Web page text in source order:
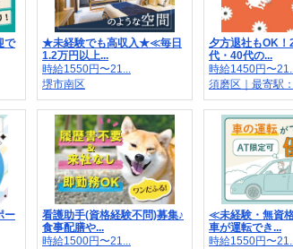
で
★未経験でも高収入★≪毎日
1.2万円以上...
時給1550円〜21...
堺市南区
夕方退社もOK
代・40代の...
時給1450円〜
須磨区｜最寄駅
ー
看護助手(資格経験不問)募集♪
食事配膳や...
時給1500円〜21...
≪未経験・無資
車が運転でき...
時給1550円〜